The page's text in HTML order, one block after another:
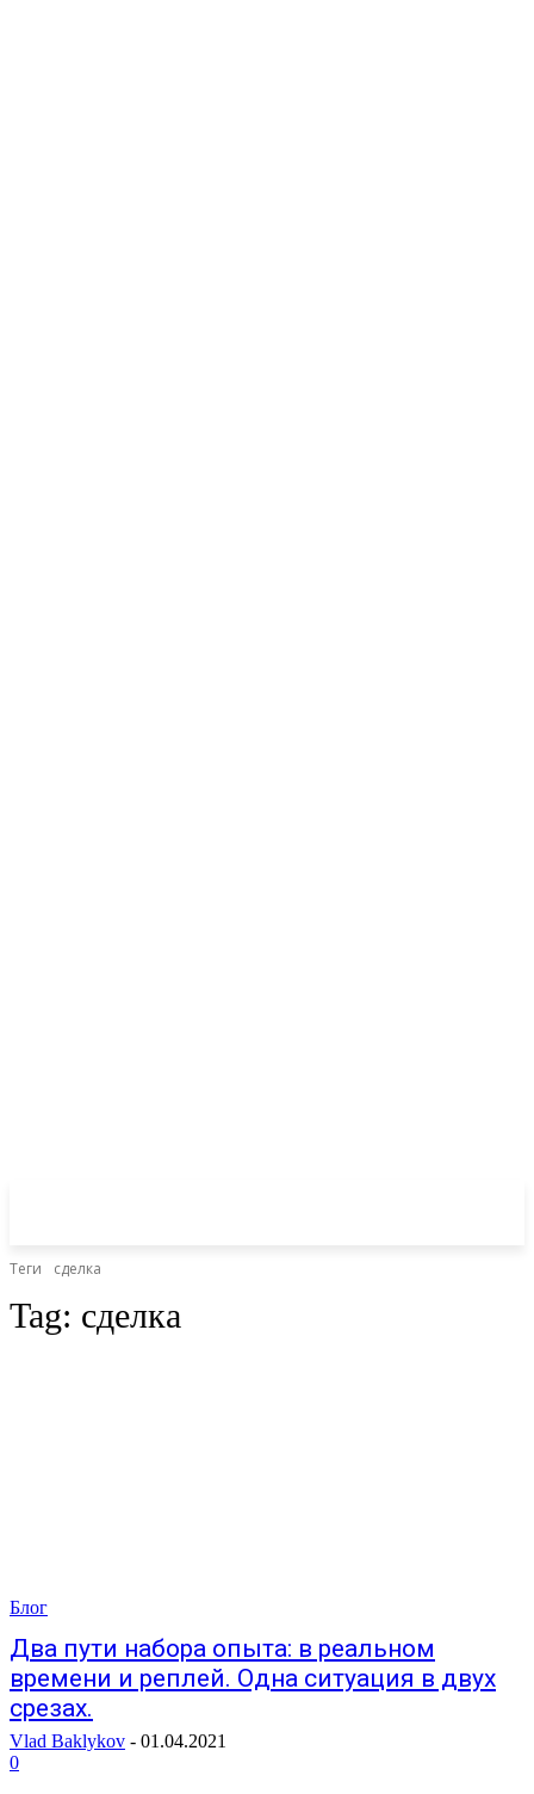
Теги сделка
Tag: сделка
Блог
Два пути набора опыта: в реальном
времени и реплей. Одна ситуация в двух
срезах.
Vlad Baklykov - 01.04.2021
0